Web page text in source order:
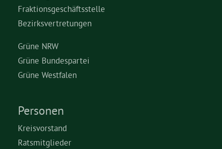
Fraktionsgeschäftsstelle
Bezirksvertretungen
Grüne NRW
Grüne Bundespartei
Grüne Westfalen
Personen
Kreisvorstand
Ratsmitglieder